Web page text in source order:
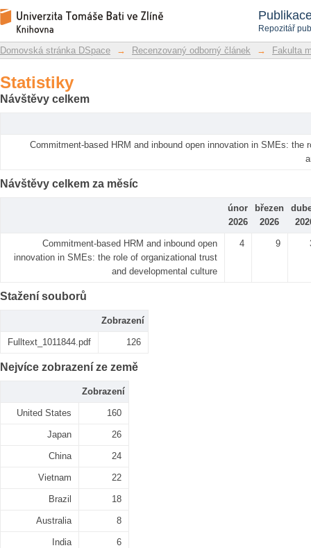
Repozitář
Statistiky
Repozitář DSpace/Manakin
Domovská stránka DSpace → Recenzovaný odborný článek → Fakulta
Statistiky
Návštěvy celkem
Commitment-based HRM and inbound open innovation in SMEs: the
Návštěvy celkem za měsíc
únor
2026
březen
2026
Commitment-based HRM and inbound open
innovation in SMEs: the role of organizational trust
and developmental culture
4 9
Stažení souborů
Zobrazení
Fulltext_1011844.pdf 126
Nejvíce zobrazení ze země
Zobrazení
United States 160
Japan 26
China 24
Vietnam 22
Brazil 18
Australia 8
India 6